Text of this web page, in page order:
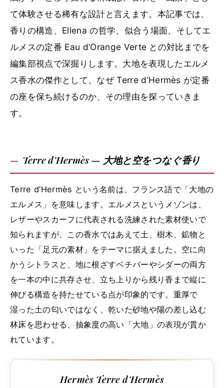
て体験させる稀有な設計と言えます。本記事では、
香りの構造、Ellena の哲学、似合う場面、そしてエ
ルメスの定番 Eau d’Orange Verte との対比までを
編集部視点で深掘りします。大地を表現したエルメ
ス香水の傑作として、なぜ Terre d’Hermès が定番
の座を保ち続けるのか、その理由を探っていきま
す。
Terre d’Hermès — 大地と空をつなぐ香り
Terre d’Hermès という名前は、フランス語で「大地の
エルメス」を意味します。エルメスというメゾンは、
レザーやスカーフに代表される洗練された素材使いで
知られますが、この香水ではあえて土、樹木、鉱物と
いった「足元の素材」をテーマに据えました。空に向
かうシトラスと、地に根ざすベチバーやシダーの両方
を一本の中に共存させ、立ち上りから残り香まで縦に
伸びる構造を持たせている点が印象的です。重厚で
湿った土の匂いではなく、乾いた砂地や陽の差し込む
林床を思わせる、抽象度の高い「大地」の表現が貫か
れています。
Hermès Terre d'Hermès